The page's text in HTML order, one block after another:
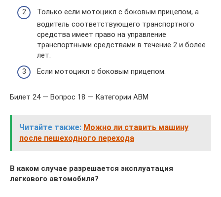
Только если мотоцикл с боковым прицепом, а
водитель соответствующего транспортного
средства имеет право на управление
транспортными средствами в течение 2 и более
лет.
Если мотоцикл с боковым прицепом.
Билет 24 — Вопрос 18 — Категории ABM
Читайте также: Можно ли ставить машину
после пешеходного перехода
В каком случае разрешается эксплуатация
легкового автомобиля?